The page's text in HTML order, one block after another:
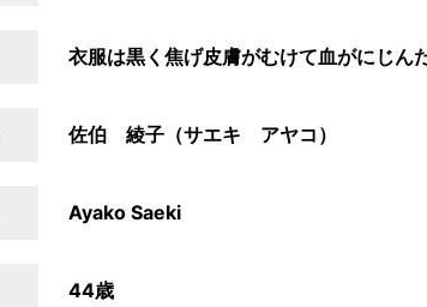
衣服は黒く焦げ皮膚がむけて血がにじん
佐伯 綾子（サエキ アヤコ）
Ayako Saeki
44歳